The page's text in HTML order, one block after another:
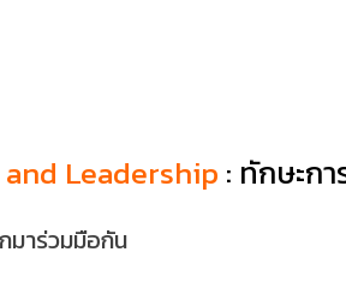
Leadership : ทักษะก
มาร่วมมือกัน